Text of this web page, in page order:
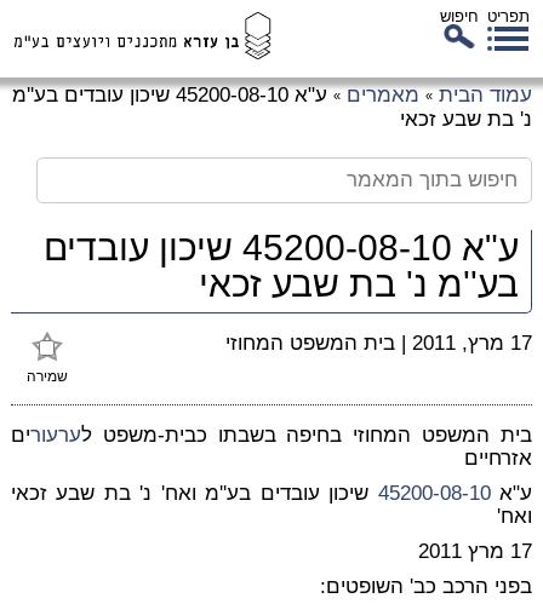
תפריט חיפוש
עמוד הבית » מאמרים »
ע"א 45200-08-10 שיכון עובדים בע''מ
נ' בת שבע זכאי
ע"א 45200-08-10 שיכון עובדים
בע''מ נ' בת שבע זכאי
שמירה
17 מרץ, 2011 | בית המשפט המחוזי
בית המשפט המחוזי בחיפה בשבתו כבית-משפט לערעורים
אזרחיים
ע"א45200-08-10 שיכון עובדים בע''מ ואח' נ' בת שבע זכאי
ואח'
17 מרץ 2011
בפני הרכב כב' השופטים: